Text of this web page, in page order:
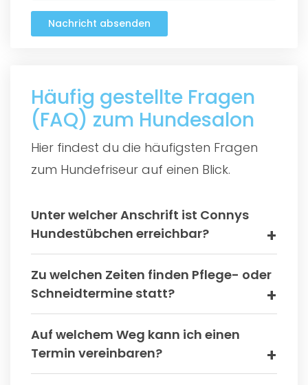
Nachricht absenden
Häufig gestellte Fragen
(FAQ) zum Hundesalon
Hier findest du die häufigsten Fragen
zum Hundefriseur auf einen Blick.
Unter welcher Anschrift ist Connys
Hundestübchen erreichbar?
Zu welchen Zeiten finden Pflege- oder
Schneidtermine statt?
Auf welchem Weg kann ich einen
Termin vereinbaren?